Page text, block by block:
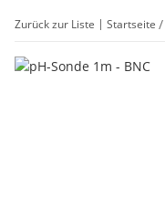
Zurück zur Liste Startseite